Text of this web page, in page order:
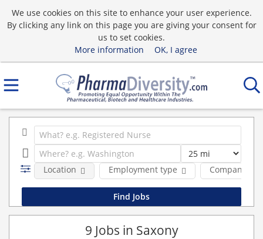
We use cookies on this site to enhance your user experience.
By clicking any link on this page you are giving your consent for
us to set cookies.
More information
OK, I agree
Employment type
Location Company
9 Jobs in Saxony